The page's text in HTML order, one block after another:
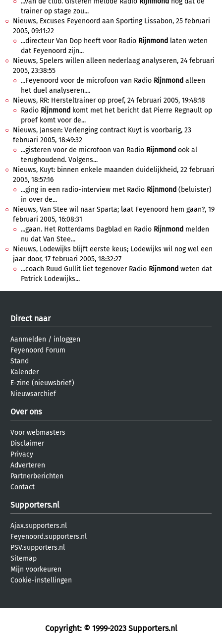
trainer op stage zou...
Nieuws, Excuses Feyenoord aan Sporting Lissabon, 25 februari
2005, 09:11:22
...directeur Van Dop heeft voor Radio Rijnmond laten weten
dat Feyenoord zijn...
Nieuws, Spelers willen alleen nederlaag analyseren, 24 februari
2005, 23:38:55
...Feyenoord voor de microfoon van Radio Rijnmond alleen
het duel analyseren....
Nieuws, RR: Hersteltrainer op proef, 24 februari 2005, 19:48:18
Radio Rijnmond komt met het bericht dat Pierre Regnault op
proef komt voor de...
Nieuws, Jansen: Verlenging contract Kuyt is voorbarig, 23
februari 2005, 18:49:32
...gisteren voor de microfoon van Radio Rijnmond ook al
terughoudend. Volgens...
Nieuws, Kuyt: binnen enkele maanden duidelijkheid, 22 februari
2005, 18:57:16
...ging in een radio-interview met Radio Rijnmond (beluister)
in over de...
Nieuws, Van Stee wil naar Sparta; laat Feyenoord hem gaan?, 19
februari 2005, 16:08:31
...gaan. Het Rotterdams Dagblad en Radio Rijnmond melden
nu dat Van Stee...
Nieuws, Lodewijks blijft eerste keus; Lodewijks wil nog wel een
jaar door, 17 februari 2005, 18:32:27
...coach Ruud Gullit liet tegenover Radio Rijnmond weten dat
Patrick Lodewijks...
Direct naar
Aanmelden / inloggen
Feyenoord Forum
Stand
Kalender
E-zine (nieuwsbrief)
Nieuwsarchief
Over ons
Voor webmasters
Disclaimer
Privacy
Adverteren
Partnerberichten
Contact
Supporters.nl
Ajax.supporters.nl
Feyenoord.supporters.nl
PSV.supporters.nl
Sitemap
Mijn voorkeuren
Cookie-instellingen
Copyright: © 1999-2023 Supporters.nl